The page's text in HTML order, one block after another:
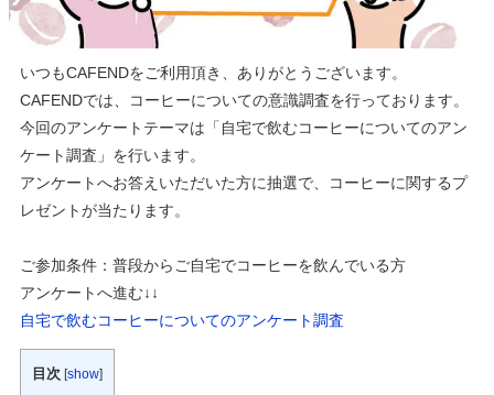
いつもCAFENDをご利用頂き、ありがとうございます。
CAFENDでは、コーヒーについての意識調査を行っております。
今回のアンケートテーマは「自宅で飲むコーヒーについてのアン
ケート調査」を行います。
アンケートへお答えいただいた方に抽選で、コーヒーに関するプ
レゼントが当たります。
ご参加条件：普段からご自宅でコーヒーを飲んでいる方
アンケートへ進む↓↓
自宅で飲むコーヒーについてのアンケート調査
目次 show